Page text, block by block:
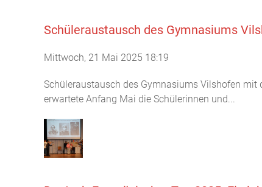
Schüleraustausch des Gymnasiums
Mittwoch, 21 Mai 2025 18:19
Schüleraustausch des Gymnasiums Vilshofen mit
erwartete Anfang Mai die Schülerinnen und...